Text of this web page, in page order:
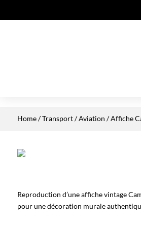
Home/Transport/Aviation / Affiche
Reproduction d’une affiche vintage
pour une décoration murale